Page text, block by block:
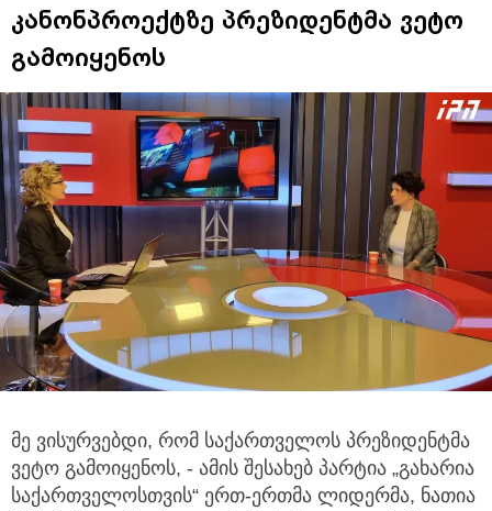
კანონპროექტზე პრეზიდენტმა ვეტო
გამოიყენოს
მე ვისურვებდი, რომ საქართველოს პრეზიდენტმა
ვეტო გამოიყენოს, - ამის შესახებ პარტია „გახარია
საქართველოსთვის“ ერთ-ერთმა ლიდერმა, ნათია